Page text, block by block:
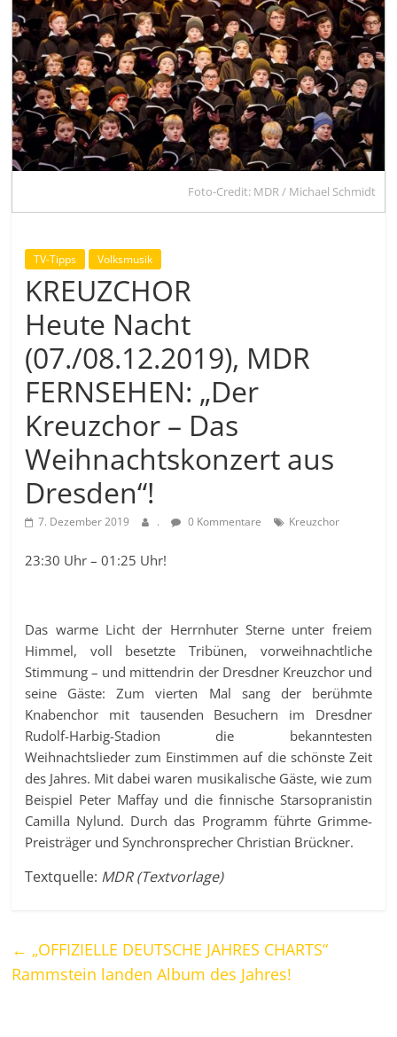
Foto-Credit: MDR / Michael Schmidt
TV-Tipps Volksmusik
KREUZCHOR
Heute Nacht
(07./08.12.2019), MDR
FERNSEHEN: „Der
Kreuzchor – Das
Weihnachtskonzert aus
Dresden“!
7. Dezember 2019 . 0 Kommentare Kreuzchor
23:30 Uhr – 01:25 Uhr!
Das warme Licht der Herrnhuter Sterne unter freiem
Himmel, voll besetzte Tribünen, vorweihnachtliche
Stimmung – und mittendrin der Dresdner Kreuzchor und
seine Gäste: Zum vierten Mal sang der berühmte
Knabenchor mit tausenden Besuchern im Dresdner
Rudolf-Harbig-Stadion die bekanntesten
Weihnachtslieder zum Einstimmen auf die schönste Zeit
des Jahres. Mit dabei waren musikalische Gäste, wie zum
Beispiel Peter Maffay und die finnische Starsopranistin
Camilla Nylund. Durch das Programm führte Grimme-
Preisträger und Synchronsprecher Christian Brückner.
Textquelle: MDR (Textvorlage)
← „OFFIZIELLE DEUTSCHE JAHRES CHARTS“
Rammstein landen Album des Jahres!